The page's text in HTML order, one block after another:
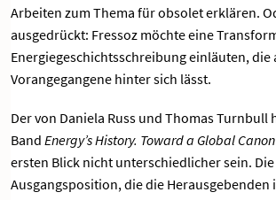
Arbeiten zum Thema für obsolet erklären.
ausgedrückt: Fressoz möchte eine
Energiegeschichtsschreibung einläuten, die
Vorangegangene hinter sich lässt.
Der von Daniela Russ und Thomas Turnbull
Band Energy’s History. Toward a Global Canon
ersten Blick nicht unterschiedlicher sein. Die
Ausgangsposition, die die